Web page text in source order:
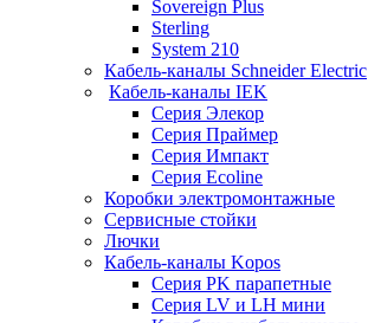
Sovereign Plus
Sterling
System 210
Кабель-каналы Schneider Electric
Кабель-каналы IEK
Серия Элекор
Серия Праймер
Серия Импакт
Серия Ecoline
Коробки электромонтажные
Сервисные стойки
Лючки
Кабель-каналы Kopos
Серия PK парапетные
Серия LV и LH мини